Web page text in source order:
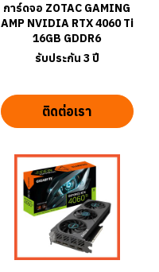
การ์ดจอ ZOTAC GAMING
AMP NVIDIA RTX 4060 Ti
16GB GDDR6
รับประกัน 3 ปี
ติดต่อเรา